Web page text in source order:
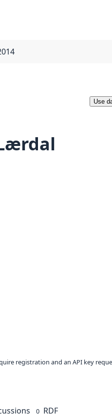
Use
registration and an API key
0 RDF